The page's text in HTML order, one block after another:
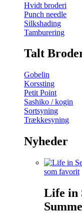
Hvidt broderi
Punch needle
Silkshading
Tamburering
Talt
Gobelin
Korssting
Petit Point
Sashiko / kogin
Sortsyning
Trækkesyning
Nyheder
som favorit
Life in